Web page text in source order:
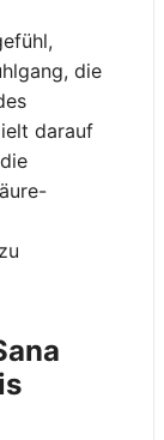
die
darauf